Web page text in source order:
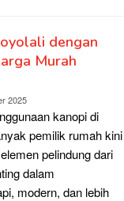
dengan
Murah
2025
kanopi di
pemilik rumah kini
pelindung dari
dalam
modern, dan lebih